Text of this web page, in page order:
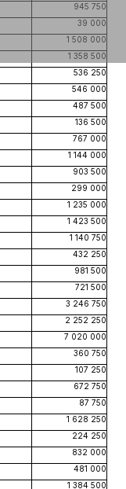
945 750
39 000
1 508 000
1 358 500
536 250
546 000
487 500
136 500
767 000
1 144 000
903 500
299 000
1 235 000
1 423 500
1 140 750
432 250
981 500
721 500
3 246 750
2 252 250
7 020 000
360 750
107 250
672 750
87 750
1 628 250
224 250
832 000
481 000
1 384 500